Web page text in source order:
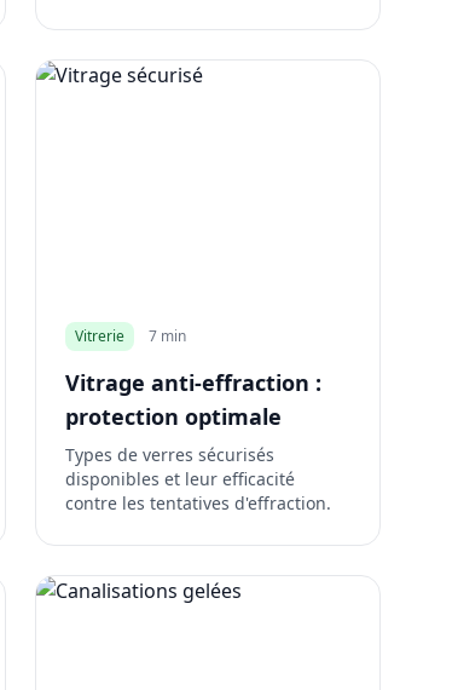
Vitrerie 7 min
Vitrage anti-effraction :
protection optimale
Types de verres sécurisés
disponibles et leur efficacité
contre les tentatives d'effraction.